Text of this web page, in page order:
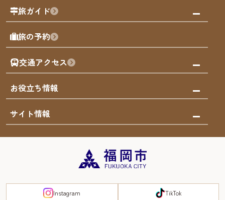
福岡を楽しむ
福岡のアート
福岡のナイトタイム
福岡の歴史・文化
サステナブルツーリズム
福岡検定
よかなび音声ガイド
FUKUOKA EAST&WEST COAST
観る・遊ぶ
屋台
買う
体験
泊まる
旅ガイド
モデルコース
AIおまかせコース
オリジナルプラン
みんなの旅行記
旅の予約
交通アクセス
市内交通ガイド
お得なチケット
お役立ち情報
お知らせ
災害情報
サイト情報
まち歩き・体験プログラム掲載申込
Instagram TikTok